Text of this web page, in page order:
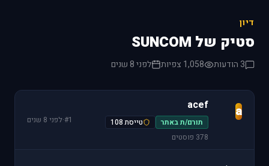
דיון
סטיק של SUNCOM
3 הודעות 1,058 צפיות לפני 8 שנים
a
acef
תורם/ת באתר
טייסת 108
378 פוסטים
#1
·לפני 8 שנים